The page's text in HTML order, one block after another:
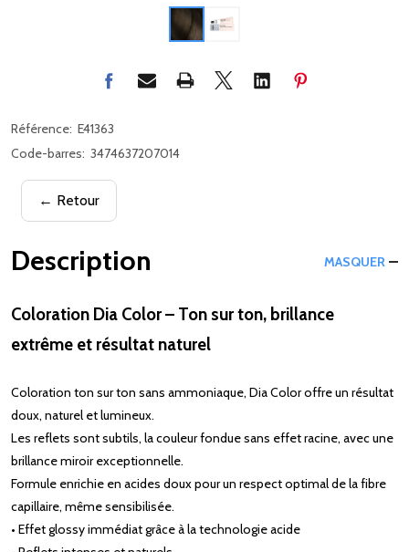
Référence: E41363
Code-barres: 3474637207014
← Retour
Description MASQUER
Coloration Dia Color – Ton sur ton, brillance
extrême et résultat naturel
Coloration ton sur ton sans ammoniaque, Dia Color offre un résultat
doux, naturel et lumineux.
Les reflets sont subtils, la couleur fondue sans effet racine, avec une
brillance miroir exceptionnelle.
Formule enrichie en acides doux pour un respect optimal de la fibre
capillaire, même sensibilisée.
• Effet glossy immédiat grâce à la technologie acide